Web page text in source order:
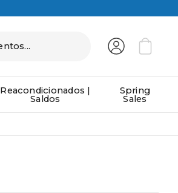
Reacondicionados |
Saldos
Spring
Sales